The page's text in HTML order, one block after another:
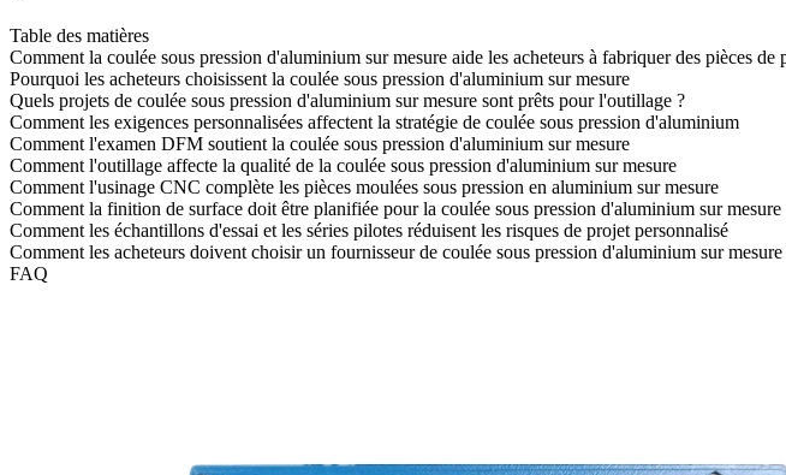
Table des matières
Comment la coulée sous pression d'aluminium sur mesure aide les acheteurs à fabriquer des pièces de
Pourquoi les acheteurs choisissent la coulée sous pression d'aluminium sur mesure
Quels projets de coulée sous pression d'aluminium sur mesure sont prêts pour l'outillage ?
Comment les exigences personnalisées affectent la stratégie de coulée sous pression d'aluminium
Comment l'examen DFM soutient la coulée sous pression d'aluminium sur mesure
Comment l'outillage affecte la qualité de la coulée sous pression d'aluminium sur mesure
Comment l'usinage CNC complète les pièces moulées sous pression en aluminium sur mesure
Comment la finition de surface doit être planifiée pour la coulée sous pression d'aluminium sur mesure
Comment les échantillons d'essai et les séries pilotes réduisent les risques de projet personnalisé
Comment les acheteurs doivent choisir un fournisseur de coulée sous pression d'aluminium sur mesure
FAQ